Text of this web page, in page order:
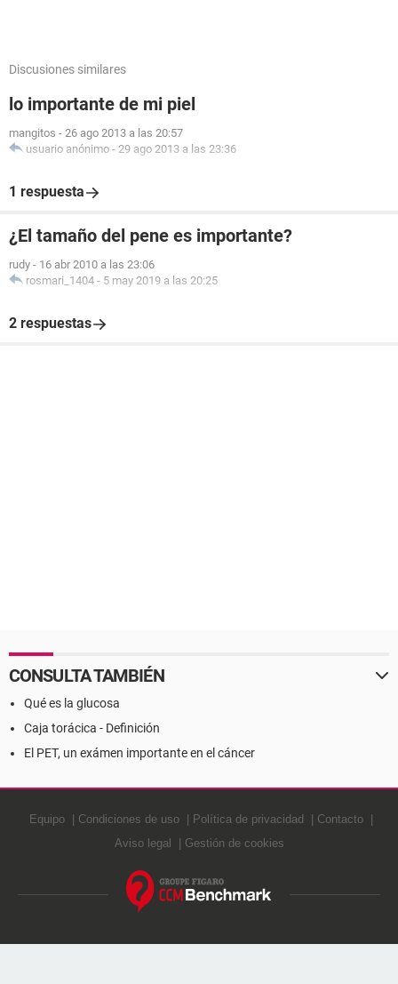
Discusiones similares
lo importante de mi piel
mangitos - 26 ago 2013 a las 20:57
usuario anónimo - 29 ago 2013 a las 23:36
1 respuesta
¿El tamaño del pene es importante?
rudy - 16 abr 2010 a las 23:06
rosmari_1404 - 5 may 2019 a las 20:25
2 respuestas
CONSULTA TAMBIÉN
Qué es la glucosa
Caja torácica - Definición
El PET, un exámen importante en el cáncer
Equipo Condiciones de uso Política de privacidad
Contacto
Aviso legal
Gestión de cookies